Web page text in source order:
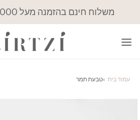
משלוח חינם בהזמנה מעל 1,000 ש"ח
עמוד בית ›טבעת תמר